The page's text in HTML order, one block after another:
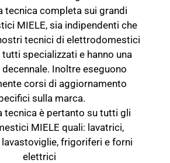
tecnica completa sui grandi
MIELE, sia indipendenti che
tecnici di elettrodomestici
tutti specializzati e hanno una
Inoltre eseguono
corsi di aggiornamento
sulla marca.
tecnica è pertanto su tutti gli
MIELE quali: lavatrici,
frigoriferi e forni
elettrici